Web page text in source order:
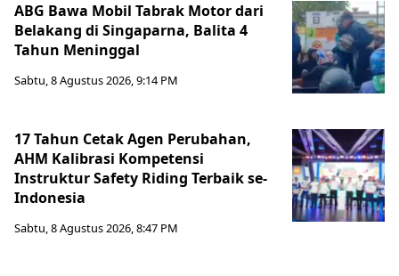
ABG Bawa Mobil Tabrak Motor dari
Belakang di Singaparna, Balita 4
Tahun Meninggal
Sabtu, 8 Agustus 2026, 9:14 PM
17 Tahun Cetak Agen Perubahan,
AHM Kalibrasi Kompetensi
Instruktur Safety Riding Terbaik se-
Indonesia
Sabtu, 8 Agustus 2026, 8:47 PM